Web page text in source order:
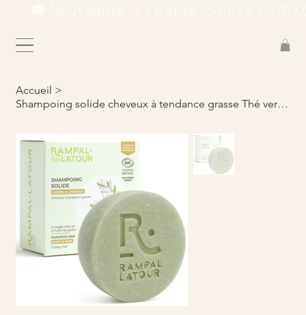
Accueil >
Shampoing solide cheveux à tendance grasse Thé vert 80g - Cosmos Natural